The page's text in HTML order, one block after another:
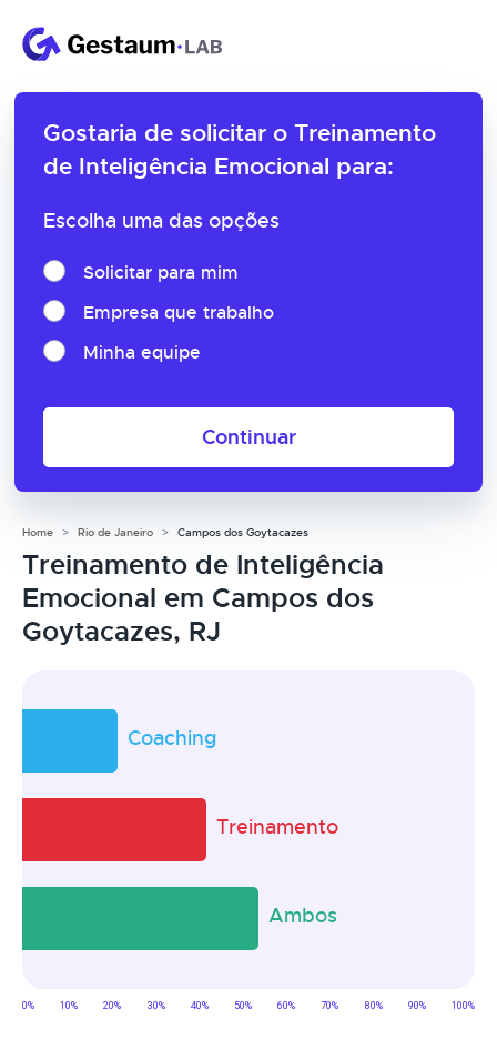
Gostaria de solicitar o Treinamento
de Inteligência Emocional para:
Escolha uma das opções
Solicitar para mim
Empresa que trabalho
Minha equipe
Continuar
Home Rio de Janeiro Campos dos Goytacazes
Treinamento de Inteligência
Emocional em Campos dos
Goytacazes, RJ